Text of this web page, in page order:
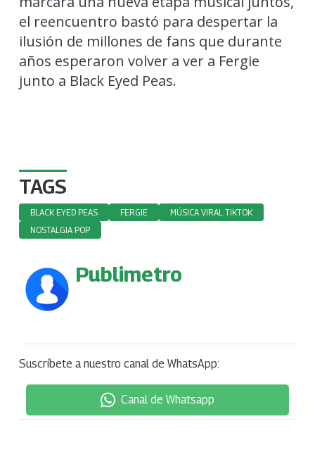
el reencuentro bastó para despertar la
ilusión de millones de fans que durante
años esperaron volver a ver a Fergie
junto a Black Eyed Peas.
TAGS
BLACK EYED PEAS FERGIE
MÚSICA VIRAL TIKTOK
NOSTALGIA POP
Publimetro
Suscríbete a nuestro canal de WhatsApp:
Canal de Whatsapp